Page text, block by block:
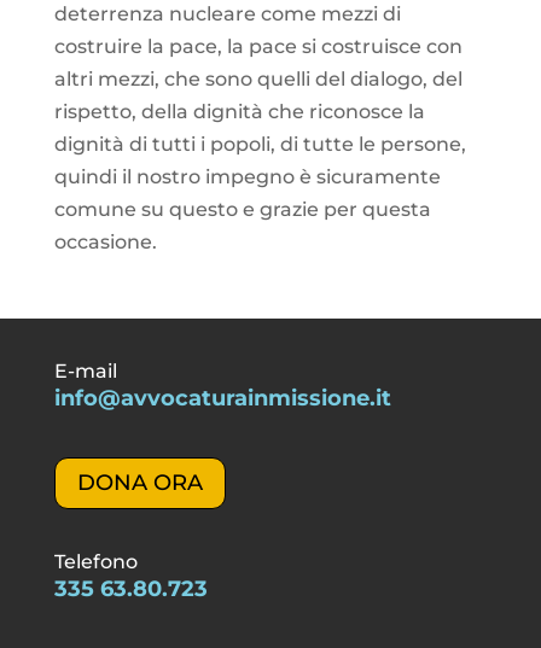
deterrenza nucleare come mezzi di
costruire la pace, la pace si costruisce con
altri mezzi, che sono quelli del dialogo, del
rispetto, della dignità che riconosce la
dignità di tutti i popoli, di tutte le persone,
quindi il nostro impegno è sicuramente
comune su questo e grazie per questa
occasione.
E-mail
info@avvocaturainmissione.it
DONA ORA
Telefono
335 63.80.723